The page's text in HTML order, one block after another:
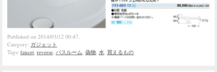
Published on 2014/03/12 00:47.
Category: ガジェット
Tags: faucet reverse バスルーム 偽物 水 買えるもの